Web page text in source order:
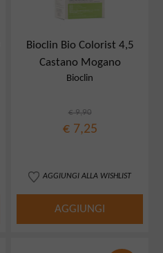
Bioclin Bio Colorist 4,5
Castano Mogano
Bioclin
€ 9,90
€ 7,25
AGGIUNGI ALLA WISHLIST
AGGIUNGI